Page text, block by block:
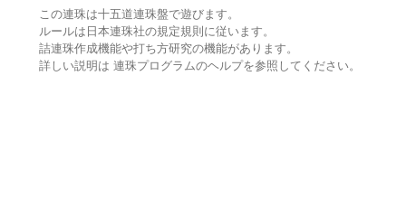
この連珠は十五道連珠盤で遊びます。
ルールは日本連珠社の規定規則に従います。
詰連珠作成機能や打ち方研究の機能があります。
詳しい説明は 連珠プログラムのヘルプを参照してください。